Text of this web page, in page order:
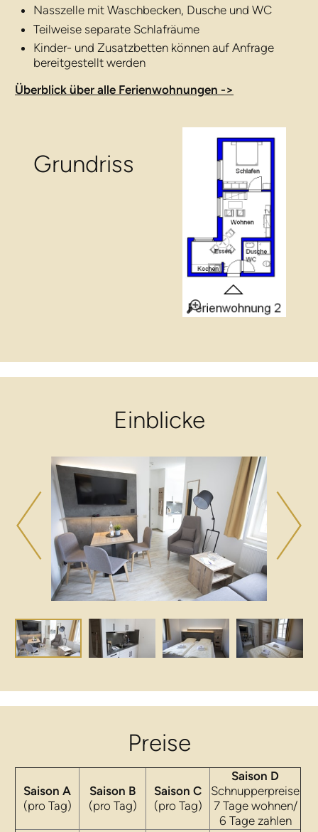
Nasszelle mit Waschbecken, Dusche und WC
Teilweise separate Schlafräume
Kinder- und Zusatzbetten können auf Anfrage
bereitgestellt werden
Überblick über alle Ferienwohnungen ->
Grundriss
Einblicke
Preise
Saison A
(pro Tag)
Saison B
(pro Tag)
Saison C
(pro Tag)
Saison D
Schnupperpreise
7 Tage wohnen/
6 Tage zahlen